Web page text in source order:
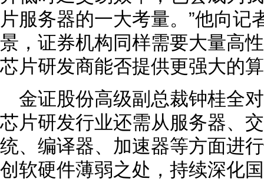
片服务器的一大考量。”他向记
景，证券机构同样需要大量高
芯片研发商能否提供更强大的
金证股份高级副总裁钟桂全
芯片研发行业还需从服务器、
统、编译器、加速器等方面进
创软硬件薄弱之处，持续深化